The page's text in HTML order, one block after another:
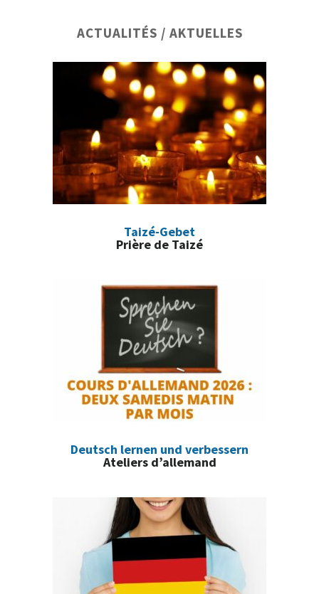
principale
ACTUALITÉS / AKTUELLES
Taizé-Gebet
Prière de Taizé
Deutsch lernen und verbessern
Ateliers d’allemand